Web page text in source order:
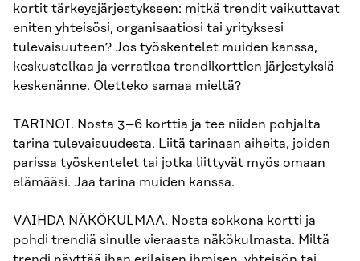
kortit tärkeysjärjestykseen: mitkä trendit vaikuttavat
eniten yhteisösi, organisaatiosi tai yrityksesi
tulevaisuuteen? Jos työskentelet muiden kanssa,
keskustelkaa ja verratkaa trendikorttien järjestyksiä
keskenänne. Oletteko samaa mieltä?
TARINOI. Nosta 3–6 korttia ja tee niiden pohjalta
tarina tulevaisuudesta. Liitä tarinaan aiheita, joiden
parissa työskentelet tai jotka liittyvät myös omaan
elämääsi. Jaa tarina muiden kanssa.
VAIHDA NÄKÖKULMAA. Nosta sokkona kortti ja
pohdi trendiä sinulle vieraasta näkökulmasta. Miltä